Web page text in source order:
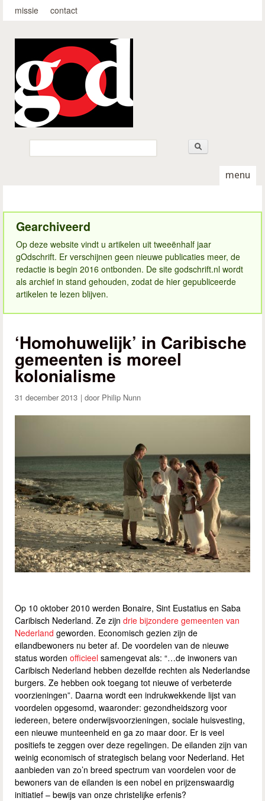
Top-menu
missie contact
godschrift.nl
Zoekveld
menu
Gearchiveerd
Op deze website vindt u artikelen uit tweeënhalf jaar
gOdschrift. Er verschijnen geen nieuwe publicaties meer, de
redactie is begin 2016 ontbonden. De site godschrift.nl wordt
als archief in stand gehouden, zodat de hier gepubliceerde
artikelen te lezen blijven.
‘Homohuwelijk’ in Caribische
gemeenten is moreel
kolonialisme
31 december 2013 Philip Nunn
Op 10 oktober 2010 werden Bonaire, Sint Eustatius en Saba
Caribisch Nederland. Ze zijn drie bijzondere gemeenten van
Nederland geworden. Economisch gezien zijn de
eilandbewoners nu beter af. De voordelen van de nieuwe
status worden officieel samengevat als: “…de inwoners van
Caribisch Nederland hebben dezelfde rechten als Nederlandse
burgers. Ze hebben ook toegang tot nieuwe of verbeterde
voorzieningen”. Daarna wordt een indrukwekkende lijst van
voordelen opgesomd, waaronder: gezondheidszorg voor
iedereen, betere onderwijsvoorzieningen, sociale huisvesting,
een nieuwe munteenheid en ga zo maar door. Er is veel
positiefs te zeggen over deze regelingen. De eilanden zijn van
weinig economisch of strategisch belang voor Nederland. Het
aanbieden van zo’n breed spectrum van voordelen voor de
bewoners van de eilanden is een nobel en prijzenswaardig
initiatief – bewijs van onze christelijke erfenis?